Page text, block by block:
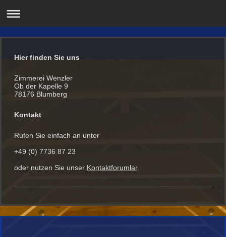
Hier finden Sie uns
Zimmerei Wenzler
Ob der Kapelle 9
78176 Blumberg
Kontakt
Rufen Sie einfach an unter
+49 (0) 7736 87 23
oder nutzen Sie unser Kontaktforumlar.